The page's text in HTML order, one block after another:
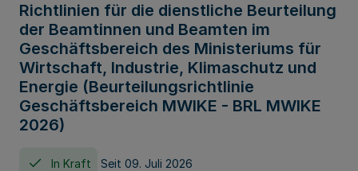
Richtlinien für die dienstliche Beurteilung
der Beamtinnen und Beamten im
Geschäftsbereich des Ministeriums für
Wirtschaft, Industrie, Klimaschutz und
Energie (Beurteilungsrichtlinie
Geschäftsbereich MWIKE - BRL MWIKE
2026)
In Kraft Seit 09. Juli 2026